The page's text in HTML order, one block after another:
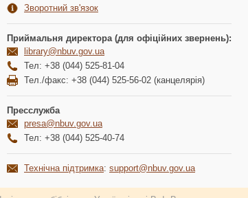
Зворотний зв'язок
Приймальня директора (для офіційних звернень):
library@nbuv.gov.ua
Тел: +38 (044) 525-81-04
Тел./факс: +38 (044) 525-56-02 (канцелярія)
Пресслужба
presa@nbuv.gov.ua
Тел: +38 (044) 525-40-74
Технічна підтримка: support@nbuv.gov.ua